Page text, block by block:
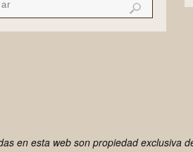
en esta web son propiedad exclusiva